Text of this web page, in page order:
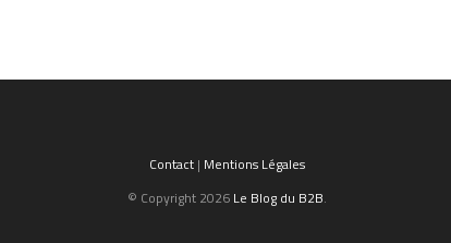
Contact| Mentions Légales
© Copyright 2026 Le Blog du B2B.